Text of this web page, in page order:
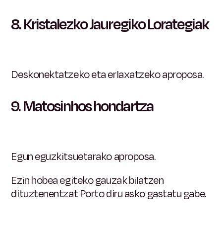
8.Kristalezko Jauregiko Lorategiak
Deskonektatzeko eta erlaxatzeko aproposa.
9.Matosinhos hondartza
Egun eguzkitsuetarako aproposa.
Ezin hobea egiteko gauzak bilatzen
dituztenentzat Porto diru asko gastatu gabe.